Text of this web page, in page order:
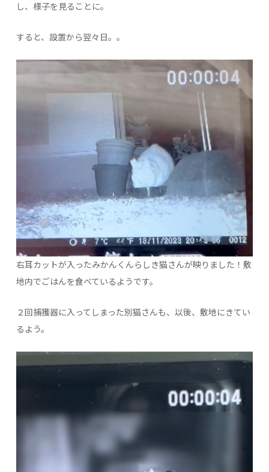
し、様子を見ることに。
すると、設置から翌々日。。
右耳カットが入ったみかんくんらしき猫さんが映りました！敷
地内でごはんを食べているようです。
２回捕獲器に入ってしまった別猫さんも、以後、敷地にきてい
るよう。